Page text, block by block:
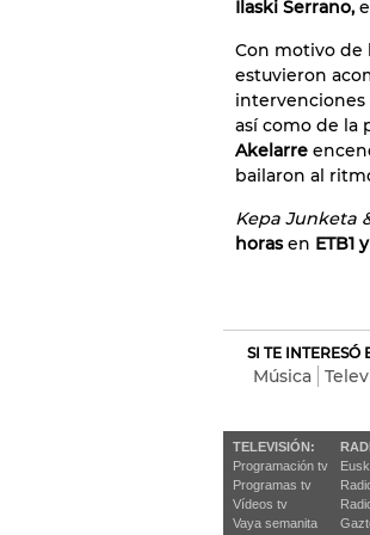
Ilaski Serrano,
Con motivo de
estuvieron
intervenciones
así como de la
Akelarre
bailaron al
Kepa Junketa
horasen ETB1
SI TE INTERESÓ
Música
TELEVISIÓN:
Programación tv
Programas tv
Vídeos tv
Vaya semanita